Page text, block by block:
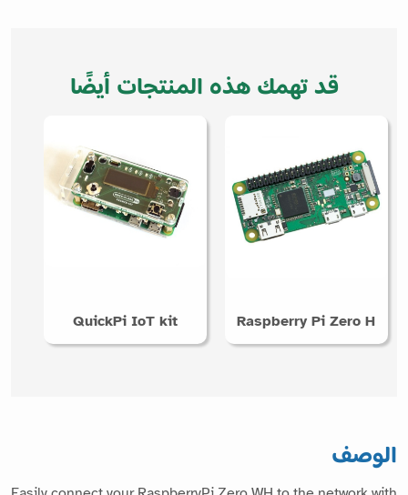
قد تهمك هذه المنتجات أيضًا
Raspberry Pi Zero H
QuickPi IoT kit
الوصف